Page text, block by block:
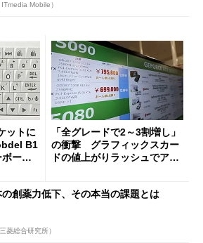
Mobile）
ットに
B1
ボー
「全グレードで2～3割増し」
の衝撃 グラフィックスカー
ドの値上がりラッシュでアキ
の創薬力低下、その本当の課題とは
菱総合研究所）